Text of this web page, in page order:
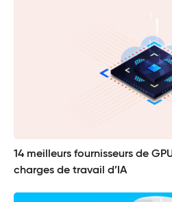
14 meilleurs fournisseurs de
charges de travail d’IA